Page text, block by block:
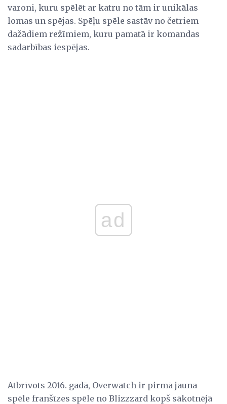
varoni, kuru spēlēt ar katru no tām ir unikālas
lomas un spējas. Spēļu spēle sastāv no četriem
dažādiem režīmiem, kuru pamatā ir komandas
sadarbības iespējas.
ad
Atbrīvots 2016. gadā, Overwatch ir pirmā jauna
spēle franšīzes spēle no Blizzzard kopš sākotnējā